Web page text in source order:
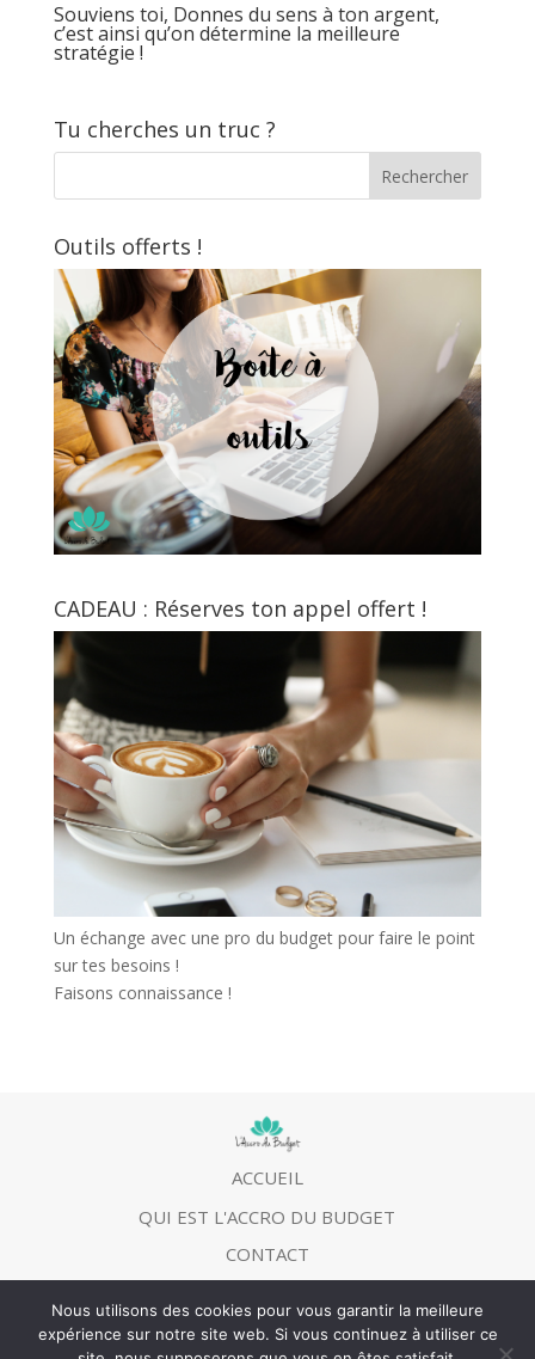
Souviens toi, Donnes du sens à ton argent,
c’est ainsi qu’on détermine la meilleure
stratégie !
Tu cherches un truc ?
Outils offerts !
CADEAU : Réserves ton appel offert !
Un échange avec une pro du budget pour faire le point
sur tes besoins !
Faisons connaissance !
ACCUEIL
QUI EST L'ACCRO DU BUDGET
CONTACT
Nous utilisons des cookies pour vous garantir la meilleure
expérience sur notre site web. Si vous continuez à utiliser ce